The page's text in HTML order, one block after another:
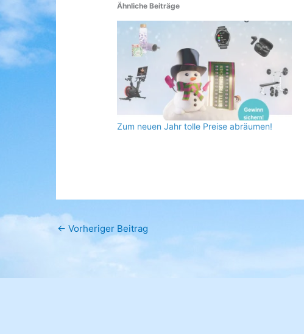
Ähnliche Beiträge
Zum neuen Jahr tolle Preise abräumen!
← Vorheriger Beitrag